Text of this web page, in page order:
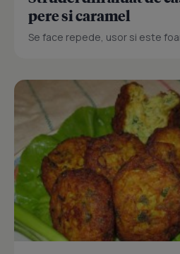
pere si caramel
Se face repede, usor si este